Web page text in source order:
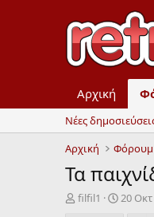
Αρχική
Νέες
Αρχική
Φόρουμ
Τα
Έ
filfil1
Η
20